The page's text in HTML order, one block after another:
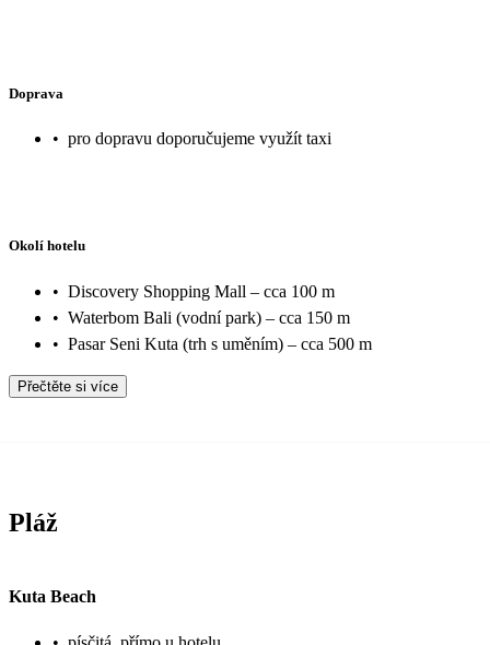
Doprava
• pro dopravu doporučujeme využít taxi
Okolí hotelu
• Discovery Shopping Mall – cca 100 m
• Waterbom Bali (vodní park) – cca 150 m
• Pasar Seni Kuta (trh s uměním) – cca 500 m
Přečtěte si více
Pláž
Kuta Beach